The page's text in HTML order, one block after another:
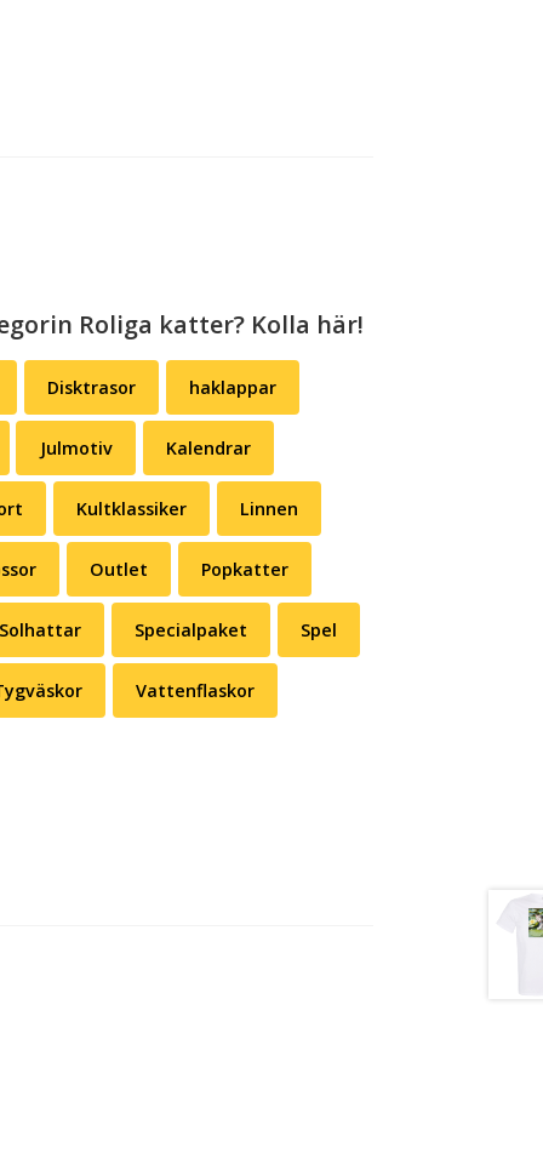
Roliga katter? Kolla här!
Disktrasor haklappar
Julmotiv Kalendrar
Kultklassiker Linnen
Outlet Popkatter
Solhattar Specialpaket Spel
Vattenflaskor